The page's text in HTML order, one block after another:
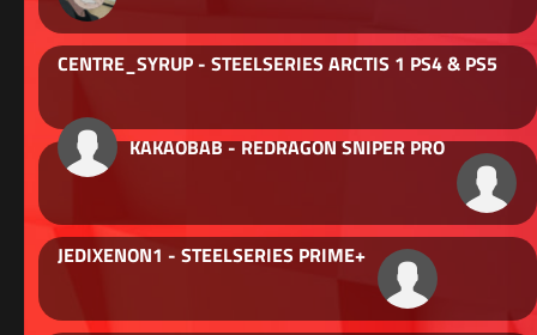
CENTRE_SYRUP - STEELSERIES ARCTIS 1 PS4 & PS5
KAKAOBAB - REDRAGON SNIPER PRO
JEDIXENON1 - STEELSERIES PRIME+